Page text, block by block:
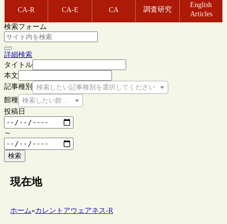
CA-R CA-E CA 調査研究
English
Articles
検索フォーム
詳細検索
タイトル
本文
記事種別
検索したい記事種別を選択してください
館種 検索したい館種を選択してください
投稿日
～
検索
現在地
ホーム»カレントアウェアネス-R